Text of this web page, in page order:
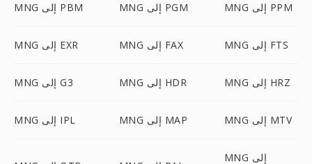
MNG إلى PBM MNG إلى PGM MNG إلى PPM
MNG إلى EXR MNG إلى FAX MNG إلى FTS
MNG إلى G3 MNG إلى HDR MNG إلى HRZ
MNG إلى IPL MNG إلى MAP MNG إلى MTV
MNG إلى